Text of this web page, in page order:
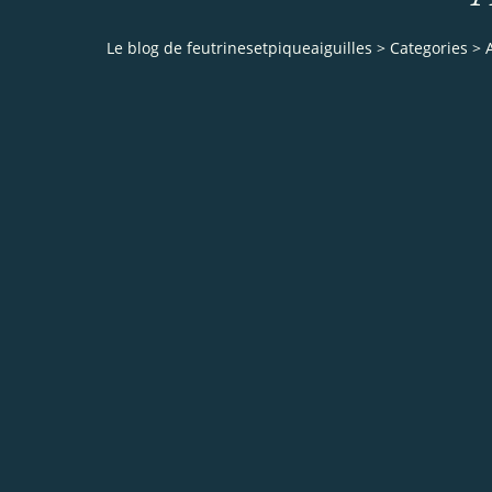
Le blog de feutrinesetpiqueaiguilles > Categories >